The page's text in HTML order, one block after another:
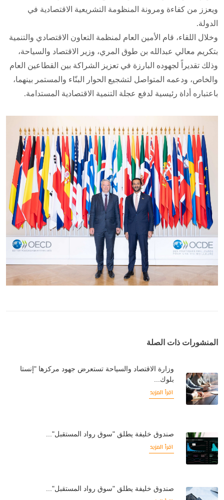
ويعزز من كفاءة ومرونة المنظومة التشريعية الاقتصادية في
الدولة.
وخلال اللقاء، قام الأمين العام لمنظمة التعاون الاقتصادي والتنمية
بتكريم معالي عبدالله بن طوق المري، وزير الاقتصاد والسياحة،
وذلك تقديراً لجهوده البارزة في تعزيز الشراكة بين القطاعين العام
والخاص، ودعمه المتواصل لتشجيع الحوار البنّاء والمستمر بينهما،
باعتباره أداة رئيسية لدفع عجلة التنمية الاقتصادية المستدامة.
المنشورات ذات الصلة
وزارة الاقتصاد والسياحة تستعرض جهود مركزها "إنستا
بلوك...
اقرأ المزيد
صندوق خليفة يطلق "سوق رواد المستقبل"...
اقرأ المزيد
صندوق خليفة يطلق "سوق رواد المستقبل"...